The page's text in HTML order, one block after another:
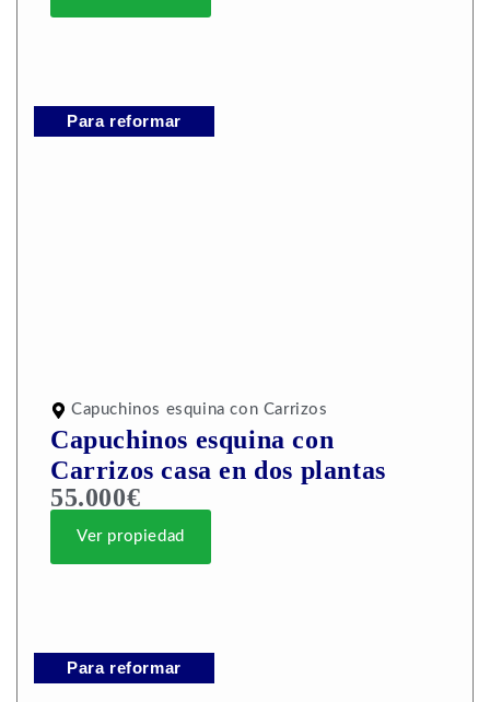
Para reformar
Capuchinos esquina con Carrizos
Capuchinos esquina con
Carrizos casa en dos plantas
55.000€
Ver propiedad
Para reformar